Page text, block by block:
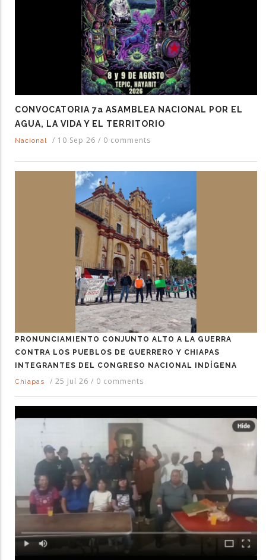
CONVOCATORIA 7a ASAMBLEA NACIONAL POR EL
AGUA, LA VIDA Y EL TERRITORIO
Nacional / 10 Sep 26 / 0 comments
PRONUNCIAMIENTO CONJUNTO ALTO A LA GUERRA
CONTRA LOS PUEBLOS DE GUERRERO Y CHIAPAS
INTEGRANTES DEL CONGRESO NACIONAL INDÍGENA
Chiapas
/ 25 Jul 26 / 0 comments